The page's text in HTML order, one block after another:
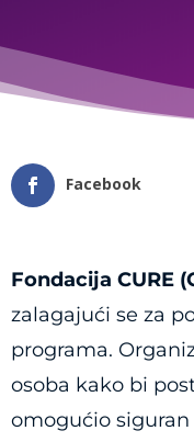
Facebook
Fondacija CURE
zalagajući se za
programa.
osoba kako bi
omogućio